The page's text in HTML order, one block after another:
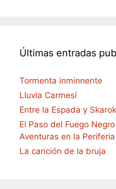
Últimas entradas
Tormenta inminnente
Lluvia Carmesí
Entre la Espada y Skarok
El Paso del Fuego
Aventuras en la
La canción de la bruja